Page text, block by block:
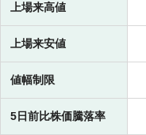
上場来高値
上場来安値
値幅制限
5日前比株価騰落率